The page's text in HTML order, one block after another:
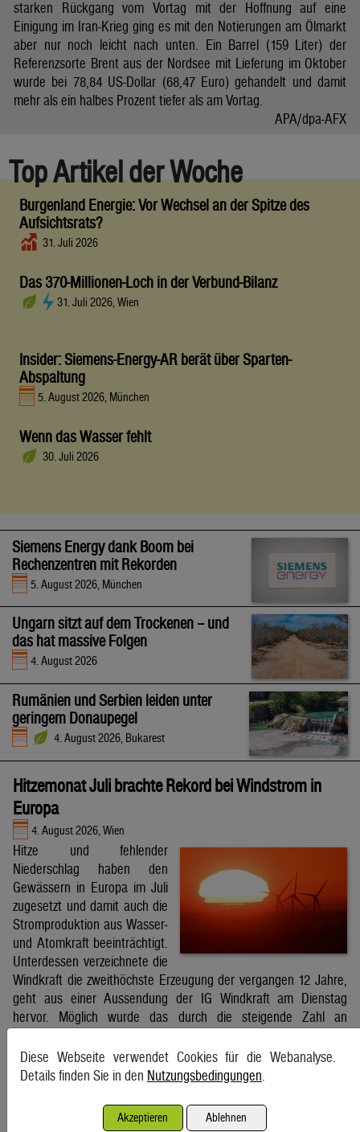
starken Rückgang vom Vortag mit der Hoffnung auf eine
Einigung im Iran-Krieg ging es mit den Notierungen am Ölmarkt
aber nur noch leicht nach unten. Ein Barrel (159 Liter) der
Referenzsorte Brent aus der Nordsee mit Lieferung im Oktober
wurde bei 78,84 US-Dollar (68,47 Euro) gehandelt und damit
mehr als ein halbes Prozent tiefer als am Vortag.
APA/dpa-AFX
Top Artikel der Woche
Burgenland Energie: Vor Wechsel an der Spitze des
Aufsichtsrats?
31. Juli 2026
Das 370-Millionen-Loch in der Verbund-Bilanz
31. Juli 2026, Wien
Insider: Siemens-Energy-AR berät über Sparten-
Abspaltung
5. August 2026, München
Wenn das Wasser fehlt
30. Juli 2026
Siemens Energy dank Boom bei
Rechenzentren mit Rekorden
5. August 2026, München
Ungarn sitzt auf dem Trockenen – und
das hat massive Folgen
4. August 2026
Rumänien und Serbien leiden unter
geringem Donaupegel
4. August 2026, Bukarest
Hitzemonat Juli brachte Rekord bei Windstrom in
Europa
4. August 2026, Wien
Hitze und fehlender
Niederschlag haben den
Gewässern in Europa im Juli
zugesetzt und damit auch die
Stromproduktion aus Wasser-
und Atomkraft beeinträchtigt.
Unterdessen verzeichnete die
Windkraft die zweithöchste Erzeugung der vergangen 12 Jahre,
geht aus einer Aussendung der IG Windkraft am Dienstag
hervor. Möglich wurde das durch die steigende Zahl an
APA
Brent-Ölpreis steigt auf 86,22 US-Dollar
4. August 2026, Wien
Diese Webseite verwendet Cookies für die Webanalyse.
Details finden Sie in den Nutzungsbedingungen.
Akzeptieren Ablehnen